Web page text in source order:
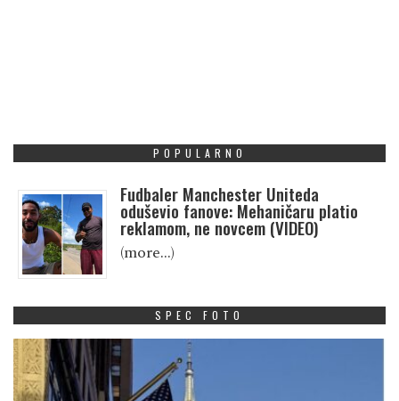
POPULARNO
Fudbaler Manchester Uniteda
oduševio fanove: Mehaničaru platio
reklamom, ne novcem (VIDEO)
(more…)
SPEC FOTO